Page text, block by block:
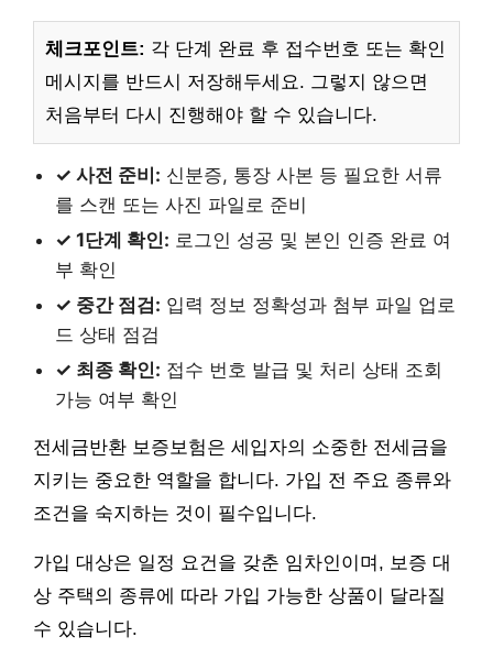
체크포인트: 각 단계 완료 후 접수번호 또는 확인
메시지를 반드시 저장해두세요. 그렇지 않으면
처음부터 다시 진행해야 할 수 있습니다.
✓ 사전 준비: 신분증, 통장 사본 등 필요한 서류
를 스캔 또는 사진 파일로 준비
✓ 1단계 확인: 로그인 성공 및 본인 인증 완료 여
부 확인
✓ 중간 점검: 입력 정보 정확성과 첨부 파일 업로
드 상태 점검
✓ 최종 확인: 접수 번호 발급 및 처리 상태 조회
가능 여부 확인
전세금반환 보증보험은 세입자의 소중한 전세금을
지키는 중요한 역할을 합니다. 가입 전 주요 종류와
조건을 숙지하는 것이 필수입니다.
가입 대상은 일정 요건을 갖춘 임차인이며, 보증 대
상 주택의 종류에 따라 가입 가능한 상품이 달라질
수 있습니다.